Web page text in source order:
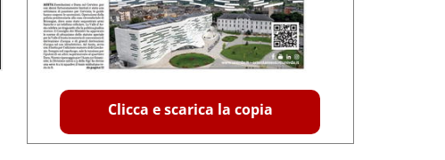
Clicca e scarica la copia